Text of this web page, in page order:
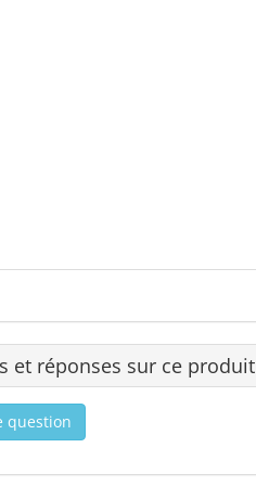
et réponses sur ce produit
question